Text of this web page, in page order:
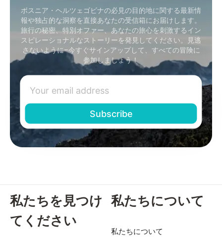
ボスニア・ヘルツェゴビナの必見の目的地に関する最新情
報や独占的な洞察を直接あなたの受信箱にお届けします。
旅行の秘密、特別オファー、あなたの旅心を刺激するイン
スピレーショナルなストーリーを発見してください。見逃
さないように–今すぐサインアップして、すべての冒険に
参加しましょう！
私たちを見つけ
てください
私たちについて
私たちについて